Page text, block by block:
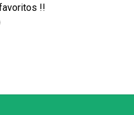
!!